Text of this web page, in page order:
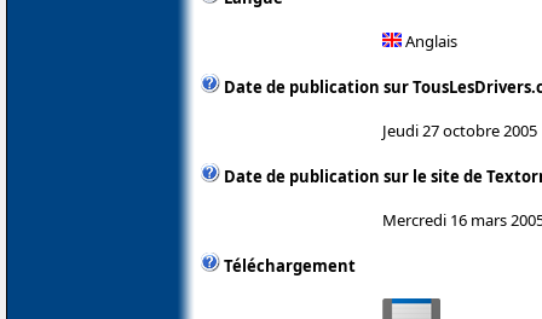
Anglais
Date de publication sur
Jeudi 27 octobre 2005
Date de publication sur le site de
Mercredi 16 mars
Téléchargement